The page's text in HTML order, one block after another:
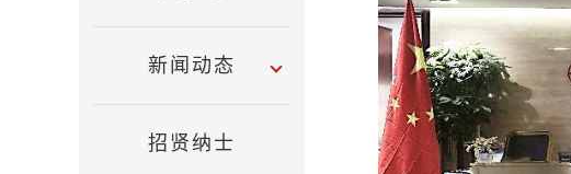
新闻动态
招贤纳士